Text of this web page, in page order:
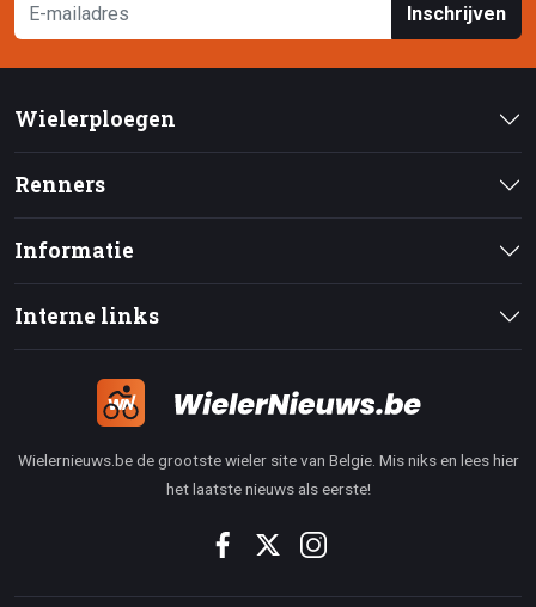
Inschrijven
Wielerploegen
Renners
Informatie
Interne links
Wielernieuws.be de grootste wieler site van Belgie. Mis niks en lees hier
het laatste nieuws als eerste!